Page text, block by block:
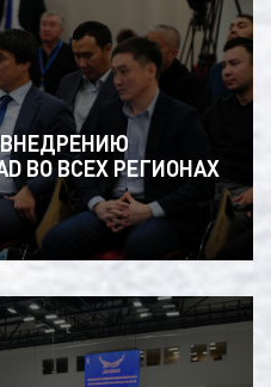
ВНЕДРЕНИЮ
ВО ВСЕХ РЕГИОНАХ